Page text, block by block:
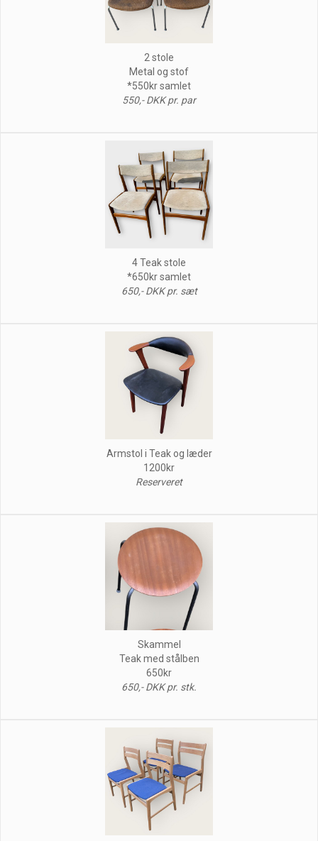
2 stole
Metal og stof
*550kr samlet
550,- DKK pr. par
4 Teak stole
*650kr samlet
650,- DKK pr. sæt
Armstol i Teak og læder
1200kr
Reserveret
Skammel
Teak med stålben
650kr
650,- DKK pr. stk.